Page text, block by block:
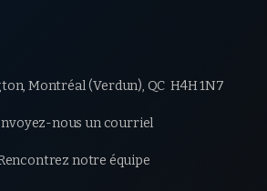
Montréal (Verdun), QC H4H 1N7
nous un courriel
notre équipe